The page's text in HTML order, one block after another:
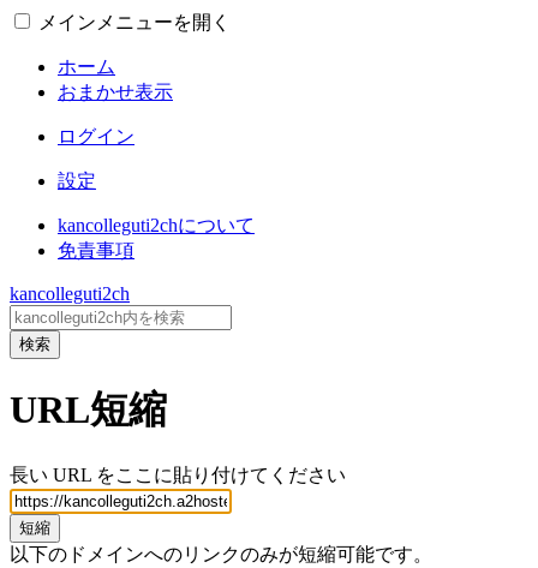
メインメニューを開く
ホーム
おまかせ表示
ログイン
設定
kancolleguti2chについて
免責事項
kancolleguti2ch
検索
URL短縮
長い URL をここに貼り付けてください
短縮
以下のドメインへのリンクのみが短縮可能です。